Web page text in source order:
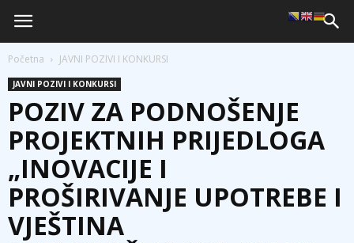
Početna JAVNI POZIVI I KONKURSI
JAVNI POZIVI I KONKURSI
POZIV ZA PODNOŠENJE
PROJEKTNIH PRIJEDLOGA
„INOVACIJE I
PROŠIRIVANJE UPOTREBE I
VJEŠTINA